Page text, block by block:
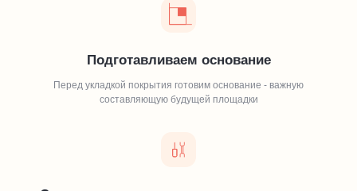
Подготавливаем основание
Перед укладкой покрытия готовим основание - важную
составляющую будущей площадки